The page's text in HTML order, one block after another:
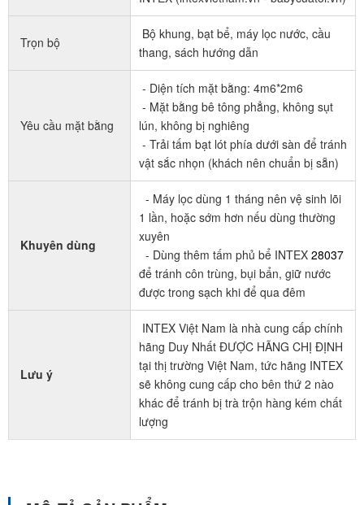
Trọn bộ
Bộ khung, bạt bể, máy lọc nước, cầu
thang, sách hướng dẫn
Yêu cầu mặt bằng
- Diện tích mặt bằng: 4m6*2m6
- Mặt bằng bê tông phẳng, không sụt
lún, không bị nghiêng
- Trải tấm bạt lót phía dưới sàn để tránh
vật sắc nhọn (khách nên chuẩn bị sẵn)
Khuyên dùng
- Máy lọc dùng 1 tháng nên vệ sinh lõi
1 lần, hoặc sớm hơn nếu dùng thường
xuyên
- Dùng thêm tấm phủ bể INTEX 28037
để tránh côn trùng, bụi bẩn, giữ nước
được trong sạch khi để qua đêm
Lưu ý
INTEX Việt Nam là nhà cung cấp chính
hãng Duy Nhất ĐƯỢC HÃNG CHỊ ĐỊNH
tại thị trường Việt Nam, tức hãng INTEX
sẽ không cung cấp cho bên thứ 2 nào
khác để tránh bị trà trộn hàng kém chất
lượng